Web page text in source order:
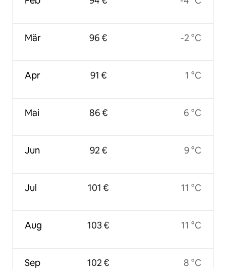
Mär
Apr
Mai
Jun
Jul
Aug
Sep
96 €
91 €
86 €
92 €
101 €
103 €
102 €
-2 °C
1 °C
6 °C
9 °C
11 °C
11 °C
8 °C